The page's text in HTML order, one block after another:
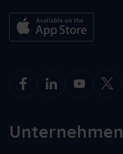
Unternehmen